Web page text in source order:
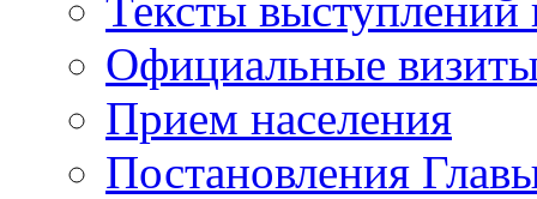
Официальные
Прием населения
Постановления